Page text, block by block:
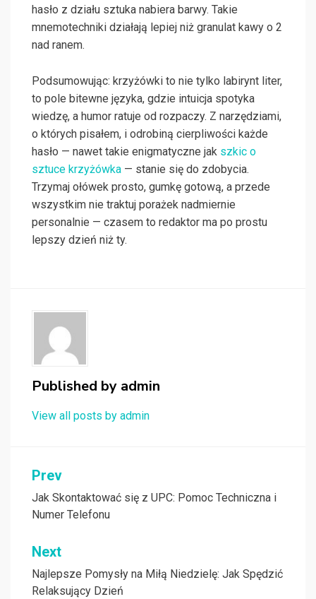
hasło z działu sztuka nabiera barwy. Takie
mnemotechniki działają lepiej niż granulat kawy o 2
nad ranem.
Podsumowując: krzyżówki to nie tylko labirynt liter,
to pole bitewne języka, gdzie intuicja spotyka
wiedzę, a humor ratuje od rozpaczy. Z narzędziami,
o których pisałem, i odrobiną cierpliwości każde
hasło — nawet takie enigmatyczne jak szkic o
sztuce krzyżówka — stanie się do zdobycia.
Trzymaj ołówek prosto, gumkę gotową, a przede
wszystkim nie traktuj porażek nadmiernie
personalnie — czasem to redaktor ma po prostu
lepszy dzień niż ty.
Published by admin
View all posts by admin
Nawigacja
wpisu
Prev
Jak Skontaktować się z UPC: Pomoc Techniczna i
Numer Telefonu
Next
Najlepsze Pomysły na Miłą Niedzielę: Jak Spędzić
Relaksujący Dzień